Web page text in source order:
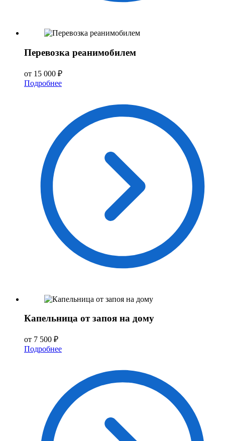
Перевозка реанимобилем
от 15 000 ₽
Подробнее
Капельница от запоя на дому
от 7 500 ₽
Подробнее